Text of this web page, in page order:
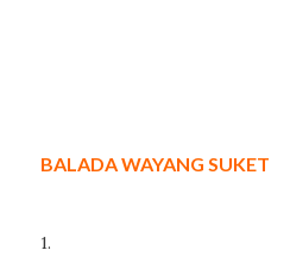
BALADA WAYANG SUKET
1.